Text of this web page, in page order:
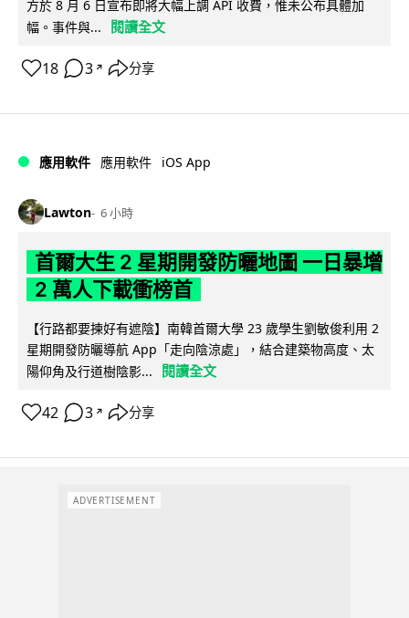
方於 8 月 6 日宣布即將大幅上調 API 收費，惟未公布具體加
幅。事件與...
閱讀全文
18 3 ↗ 分享
應用軟件 應用軟件 iOS App
Lawton 6 小時
首爾大生 2 星期開發防曬地圖 一日暴增
2 萬人下載衝榜首
【行路都要揀好有遮陰】南韓首爾大學 23 歲學生劉敏俊利用 2
星期開發防曬導航 App「走向陰涼處」，結合建築物高度、太
陽仰角及行道樹陰影...
閱讀全文
42 3 ↗ 分享
ADVERTISEMENT